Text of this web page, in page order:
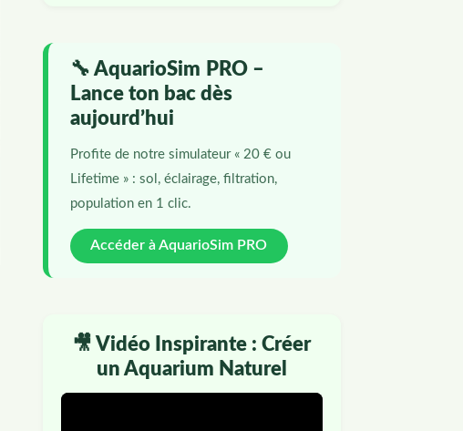
🔧 AquarioSim PRO –
Lance ton bac dès
aujourd’hui
Profite de notre simulateur « 20 € ou
Lifetime » : sol, éclairage, filtration,
population en 1 clic.
Accéder à AquarioSim PRO
🎥 Vidéo Inspirante : Créer
un Aquarium Naturel